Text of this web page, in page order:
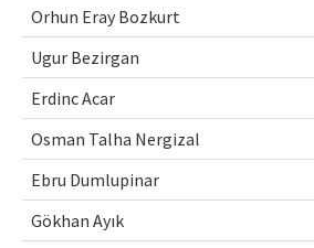
Orhun Eray Bozkurt
Ugur Bezirgan
Erdinc Acar
Osman Talha Nergizal
Ebru Dumlupinar
Gökhan Ayık